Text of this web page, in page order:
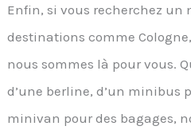
Enfin, si vous recherchez un
destinations comme
nous sommes là pour vous.
d’une berline, d’un minibus
minivan pour des bagages,